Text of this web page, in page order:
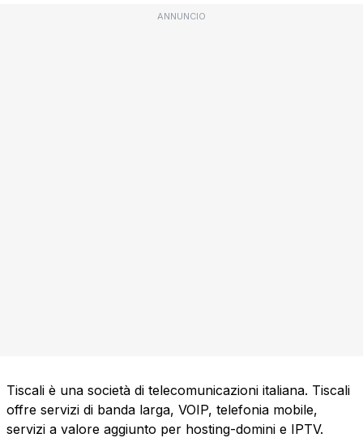
ANNUNCIO
Tiscali è una società di telecomunicazioni italiana. Tiscali
offre servizi di banda larga, VOIP, telefonia mobile,
servizi a valore aggiunto per hosting-domini e IPTV.